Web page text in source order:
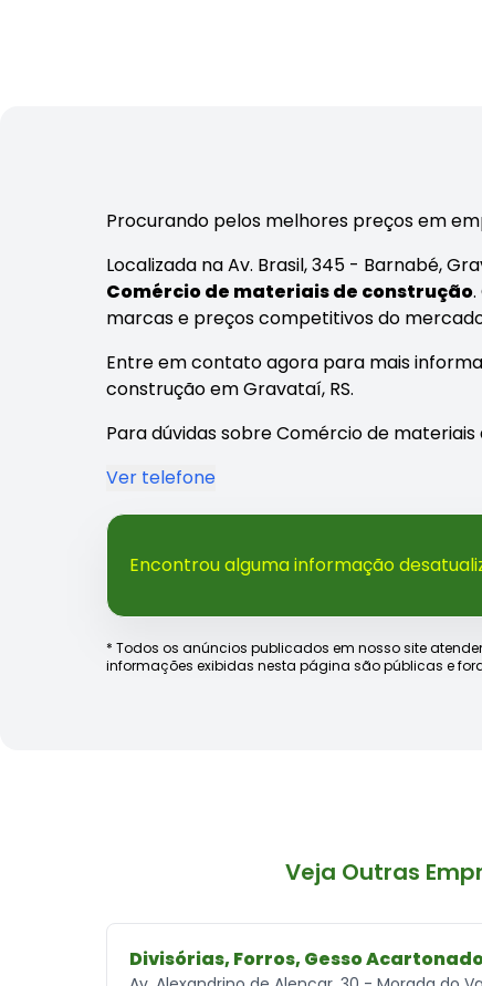
Procurando pelos melhores preços em
Localizada na Av. Brasil, 345 - Barnabé,
Comércio de materiais de construção
marcas e preços competitivos do
Entre em contato agora para mais
construção em Gravataí, RS.
Para dúvidas sobre Comércio de
Ver telefone
Encontrou alguma informação
* Todos os anúncios publicados em nosso site
informações exibidas nesta página são públicas e
Veja Outras
Divisórias, Forros, Gesso